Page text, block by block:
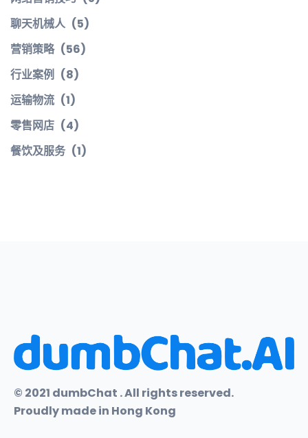
聊天机械人 (5)
营销策略 (56)
行业案例 (8)
运输物流 (1)
零售网店 (4)
餐饮及服务 (1)
© 2021 dumbChat . All rights reserved.
Proudly made in Hong Kong